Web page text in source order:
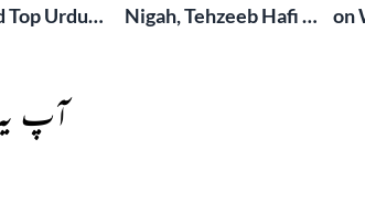
Top Urdu
Nigah, Tehzeeb Hafi &
on
آپ یہ